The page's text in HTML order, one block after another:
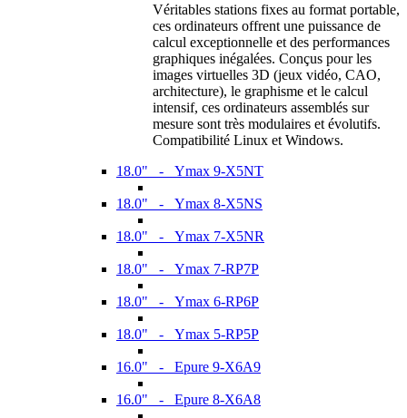
Véritables stations fixes au format portable,
ces ordinateurs offrent une puissance de
calcul exceptionnelle et des performances
graphiques inégalées. Conçus pour les
images virtuelles 3D (jeux vidéo, CAO,
architecture), le graphisme et le calcul
intensif, ces ordinateurs assemblés sur
mesure sont très modulaires et évolutifs.
Compatibilité Linux et Windows.
18.0" - Ymax 9-X5NT
18.0" - Ymax 8-X5NS
18.0" - Ymax 7-X5NR
18.0" - Ymax 7-RP7P
18.0" - Ymax 6-RP6P
18.0" - Ymax 5-RP5P
16.0" - Epure 9-X6A9
16.0" - Epure 8-X6A8